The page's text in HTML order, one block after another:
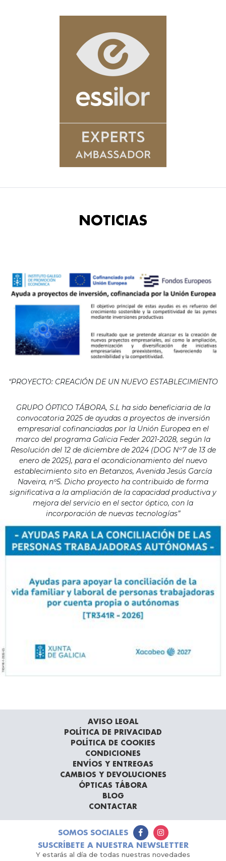
NOTICIAS
“PROYECTO: CREACIÓN DE UN NUEVO ESTABLECIMIENTO
GRUPO ÓPTICO TÁBORA, S.L ha sido beneficiaria de la
convocatoria 2025 de ayudas a proyectos de inversión
empresarial cofinanciadas por la Unión Europea en el
marco del programa Galicia Feder 2021-2028, según la
Resolución del 12 de diciembre de 2024 (DOG Nº7 de 13 de
enero de 2025), para el acondicionamiento del nuevo
establecimiento sito en Betanzos, Avenida Jesús García
Naveira, nº5. Dicho proyecto ha contribuido de forma
significativa a la ampliación de la capacidad productiva y
mejora del servicio en el sector óptico, con la
incorporación de nuevas tecnologías”
AVISO LEGAL
POLÍTICA DE PRIVACIDAD
POLÍTICA DE COOKIES
CONDICIONES
ENVÍOS Y ENTREGAS
CAMBIOS Y DEVOLUCIONES
ÓPTICAS TÁBORA
BLOG
CONTACTAR
SOMOS SOCIALES
SUSCRÍBETE A NUESTRA NEWSLETTER
Y estarás al día de todas nuestras novedades